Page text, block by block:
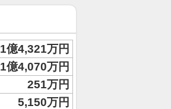
1億4,321万円
1億4,070万円
251万円
5,150万円